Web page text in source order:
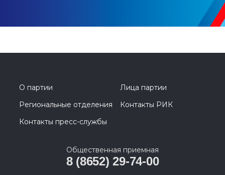
О партии
Лица партии
Региональные отделения
Контакты РИК
Контакты пресс-службы
Общественная приемная
8 (8652) 29-74-00